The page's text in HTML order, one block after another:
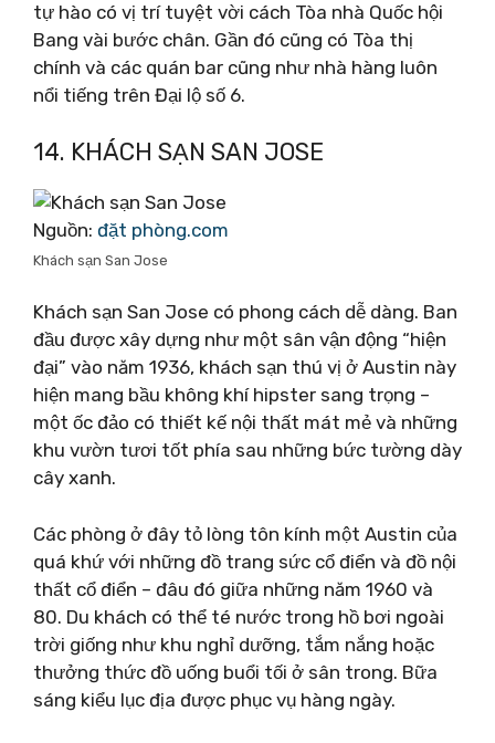
tự hào có vị trí tuyệt vời cách Tòa nhà Quốc hội
Bang vài bước chân. Gần đó cũng có Tòa thị
chính và các quán bar cũng như nhà hàng luôn
nổi tiếng trên Đại lộ số 6.
14. KHÁCH SẠN SAN JOSE
Nguồn: đặt phòng.com
Khách sạn San Jose
Khách sạn San Jose có phong cách dễ dàng. Ban
đầu được xây dựng như một sân vận động “hiện
đại” vào năm 1936, khách sạn thú vị ở Austin này
hiện mang bầu không khí hipster sang trọng –
một ốc đảo có thiết kế nội thất mát mẻ và những
khu vườn tươi tốt phía sau những bức tường dày
cây xanh.
Các phòng ở đây tỏ lòng tôn kính một Austin của
quá khứ với những đồ trang sức cổ điển và đồ nội
thất cổ điển – đâu đó giữa những năm 1960 và
80. Du khách có thể té nước trong hồ bơi ngoài
trời giống như khu nghỉ dưỡng, tắm nắng hoặc
thưởng thức đồ uống buổi tối ở sân trong. Bữa
sáng kiểu lục địa được phục vụ hàng ngày.